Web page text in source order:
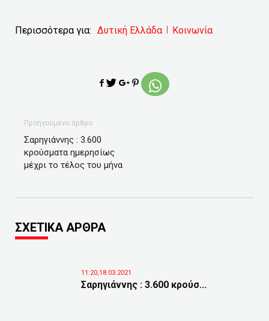
Περισσότερα για: Δυτική Ελλάδα Κοινωνία
Προηγούμενο άρθρο
Σαρηγιάννης : 3.600
κρούσματα ημερησίως
μέχρι το τέλος του μήνα
ΣΧΕΤΙΚΑ ΑΡΘΡΑ
11:20,18.03.2021
Σαρηγιάννης : 3.600 κρούσ...